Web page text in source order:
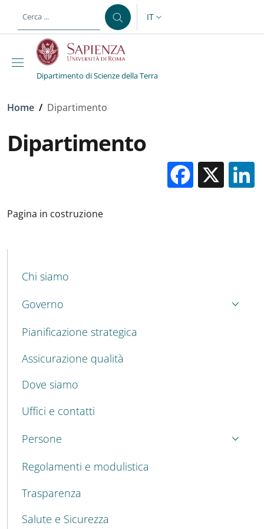
al contenuto principale
SELETTORE LINGUA:
IT
Dipartimento di Scienze della Terra
Briciole di pane
Home / Dipartimento
Dipartimento
X
Pagina in costruzione
MENU CEV SECOND NAVIGATION
Chi siamo
Governo
Pianificazione strategica
Assicurazione qualità
Dove siamo
Uffici e contatti
Persone
Regolamenti e modulistica
Trasparenza
Salute e Sicurezza